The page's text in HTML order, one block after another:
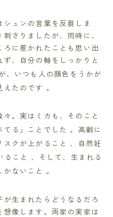
ュンの言葉を反芻しま
さりましたが、同時に、
に惹かれたことも思い出
、自分の軸をしっかりと
、いつも人の顔色をうかが
えたのです 。
。実はミカも、そのこと
る」ことでした 。高齢に
クが上がること 、自然妊
ること 、そして、生まれる
ないこと 。
生まれたらどうなるだろ
像します。両家の実家は